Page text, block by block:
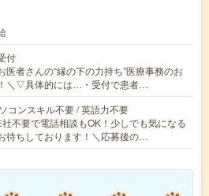
付
医者さんの“縁の下の力持ち”医療事務のお
＼▽具体的には…・受付で患者…
コンスキル不要 / 英語力不要
不要で電話相談もOK！少しでも気になる
待ちしております！＼応募後の…